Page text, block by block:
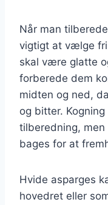
Når man
vigtigt at vælge
skal være glatte
forberede dem
midten og ned,
og bitter.
tilberedning,
bages for at
Hvide asparges
hovedret eller